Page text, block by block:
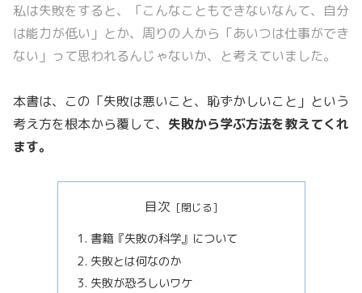
私は失敗をすると、「こんなこともできないなんて、自分
は能力が低い」とか、周りの人から「あいつは仕事ができ
ない」って思われるんじゃないか、と考えていました。
本書は、この「失敗は悪いこと、恥ずかしいこと」という
考え方を根本から覆して、 失敗から学ぶ方法を教えてくれ
ます。
目次
書籍『失敗の科学』について
失敗とは何なのか
失敗が恐ろしいワケ